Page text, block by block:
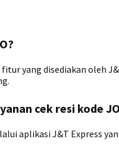
yang disediakan oleh
cek resi kode
aplikasi J&T Express